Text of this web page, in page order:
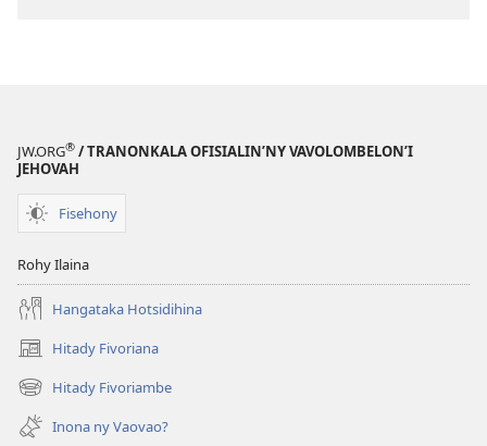
—
JW.ORG® / TRANONKALA OFISIALIN’NY VAVOLOMBELON’I
JEHOVAH
Fisehony
Rohy Ilaina
Hangataka Hotsidihina
Hitady Fivoriana
(manokatra
rohy) Hitady Fivoriambe
(manokatra
rohy) Inona ny Vaovao?